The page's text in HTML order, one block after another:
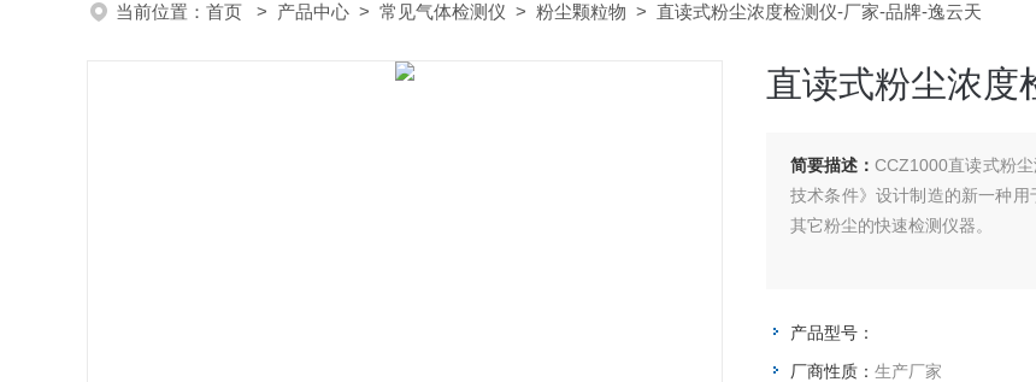
当前位置： 首页 > 产品中心 > 常见气体检测仪 > 粉尘颗粒物 > 直读式粉尘浓度检测仪-厂家-品牌-逸云天
直读式粉尘浓度
简要描述： CCZ1000直读式粉
技术条件》设计制造的新一种
其它粉尘的快速检测仪器。
产品型号：
厂商性质： 生产厂家